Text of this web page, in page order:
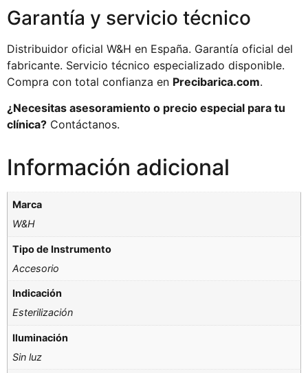
Garantía y servicio técnico
Distribuidor oficial W&H en España. Garantía oficial del
fabricante. Servicio técnico especializado disponible.
Compra con total confianza en Precibarica.com.
¿Necesitas asesoramiento o precio especial para tu
clínica? Contáctanos.
Información adicional
Marca
W&H
Tipo de Instrumento
Accesorio
Indicación
Esterilización
Iluminación
Sin luz